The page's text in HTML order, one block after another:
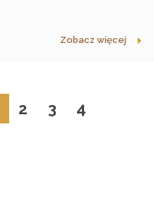
Zobacz więcej
2 3 4